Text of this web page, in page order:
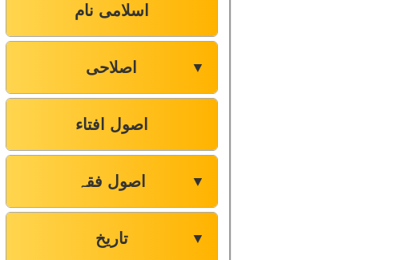
اسلامی نام
اصلاحی ▼
اصول افتاء
اصول فقہ ▼
تاریخ ▼